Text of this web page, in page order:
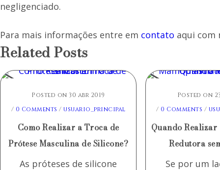
negligenciado.
Para mais informações entre em contato aqui com
Related Posts
Posted on 30 abr 2019
/ 0 Comments /usuario_principal
Como Realizar a Troca de
Prótese Masculina de Silicone?
As próteses de silicone
Posted on
/ 0 Comments /
Quando
Redutora
Se por um